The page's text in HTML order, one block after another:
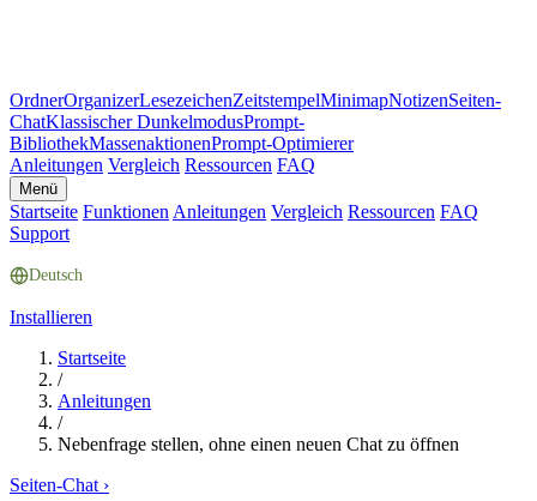
OrdnerOrganizerLesezeichenZeitstempelMinimapNotizenSeiten-
ChatKlassischer DunkelmodusPrompt-
BibliothekMassenaktionenPrompt-Optimierer
Anleitungen Vergleich Ressourcen FAQ
Menü
Startseite Funktionen Anleitungen Vergleich Ressourcen FAQ
Support
Deutsch
Installieren
Startseite
/
Anleitungen
/
Nebenfrage stellen, ohne einen neuen Chat zu öffnen
Seiten-Chat ›